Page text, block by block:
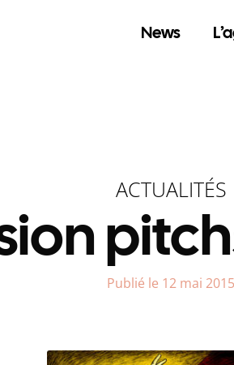
News
ACTUALITÉS
Publié le 12 mai 2015